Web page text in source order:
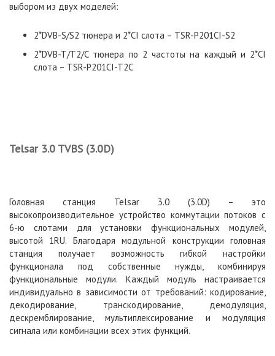
выбором из двух моделей:
2*DVB-S/S2 тюнера и 2*CI слота – TSR-P201CI-S2
2*DVB-T/T2/C тюнера по 2 частоты на каждый и 2*CI
слота – TSR-P201CI-T2C
Telsar 3.0 TVBS (3.0D)
Головная станция Telsar 3.0 (3.0D) – это
высокопроизводительное устройство коммутации потоков с
6-ю слотами для установки функциональных модулей,
высотой 1RU. Благодаря модульной конструкции головная
станция получает возможность гибкой настройки
функционала под собственные нужды, комбинируя
функциональные модули. Каждый модуль настраивается
индивидуально в зависимости от требований: кодирование,
декодирование, транскодирование, демодуляция,
дескремблирование, мультиплексирование и модуляция
сигнала или комбинации всех этих функций.